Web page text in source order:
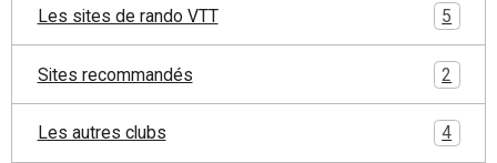
Les sites de rando VTT 5
Sites recommandés 2
Les autres clubs 4